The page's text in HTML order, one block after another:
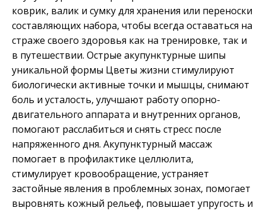
коврик, валик и сумку для хранения или переноски
составляющих набора, чтобы всегда оставаться на
страже своего здоровья как на тренировке, так и
в путешествии. Острые акупунктурные шипы
уникальной формы Цветы жизни стимулируют
биологически активные точки и мышцы, снимают
боль и усталость, улучшают работу опорно-
двигательного аппарата и внутренних органов,
помогают расслабиться и снять стресс после
напряженного дня. Акупунктурный массаж
помогает в профилактике целлюлита,
стимулирует кровообращение, устраняет
застойные явления в проблемных зонах, помогает
выровнять кожный рельеф, повышает упругость и